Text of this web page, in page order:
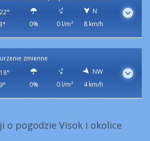
22°
0% 0 l/m²
N
8 km/h
zmienne
18°
0% 0 l/m²
NW
4 km/h
o pogodzie Visok i okolice